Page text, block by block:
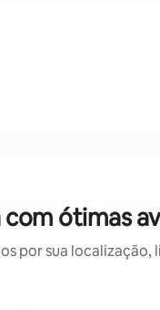
ótimas
por sua localização,